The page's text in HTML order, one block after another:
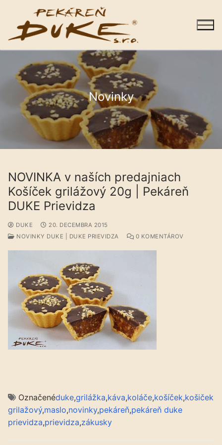
obsah
Sortiment
Predajne
Kariéra
O nás
Novinky
NOVINKA v naších predajniach
Košíček grilážový 20g | Pekáreň
DUKE Prievidza
DUKE
20. DECEMBRA 2015
NOVINKY DUKE | DUKE PRIEVIDZA
0 KOMENTÁROV
Označenéduke,grilážka,káva,koláče,košíček,košiček
grilažový,maslo,novinky,pekáreň,pekáreň duke
prievidza,prievidza,zákusky